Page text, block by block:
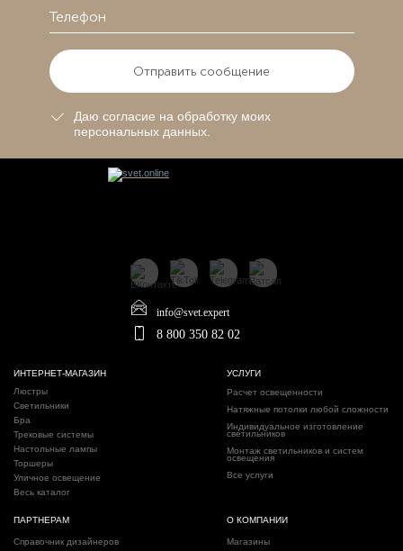
Отправить сообщение
Даю согласие на обработку моих
персональных данных.
info@svet.expert
8 800 350 82 02
ИНТЕРНЕТ-МАГАЗИН
Люстры
Светильники
Бра
Трековые системы
Настольные лампы
Торшеры
Уличное освещение
Весь каталог
УСЛУГИ
Расчет освещенности
Натяжные потолки любой сложности
Индивидуальное изготовление
светильников
Монтаж светильников и систем
освещения
Все услуги
О КОМПАНИИ
Магазины
ПАРТНЕРАМ
Справочник дизайнеров